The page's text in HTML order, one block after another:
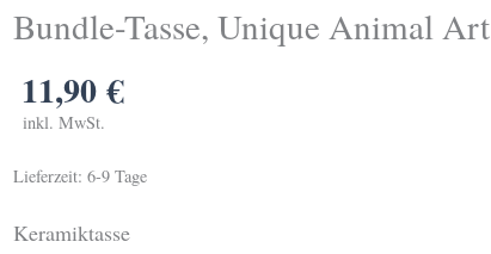
Bundle-Tasse, Unique Animal Art
11,90€
inkl. MwSt.
Lieferzeit: 6-9 Tage
Keramiktasse